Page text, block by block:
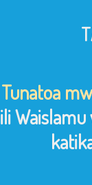
Tunatoa
ili